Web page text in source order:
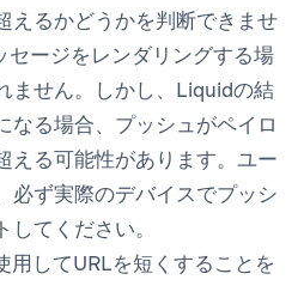
えるかどうかを判断できませ
ージをレンダリングする場
ません。しかし、Liquidの結
なる場合、プッシュがペイロ
える可能性があります。ユー
必ず実際のデバイスでプッシ
てください。
用してURLを短くすることを